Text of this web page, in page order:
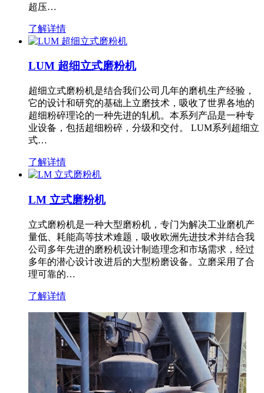
超压…
了解详情
LUM 超细立式磨粉机
超细立式磨粉机是结合我们公司几年的磨机生产经验，
它的设计和研究的基础上立磨技术，吸收了世界各地的
超细粉碎理论的一种先进的轧机。本系列产品是一种专
业设备，包括超细粉碎，分级和交付。 LUM系列超细立
式…
了解详情
LM 立式磨粉机
立式磨粉机是一种大型磨粉机，专门为解决工业磨机产
量低、耗能高等技术难题，吸收欧洲先进技术并结合我
公司多年先进的磨粉机设计制造理念和市场需求，经过
多年的潜心设计改进后的大型粉磨设备。立磨采用了合
理可靠的…
了解详情